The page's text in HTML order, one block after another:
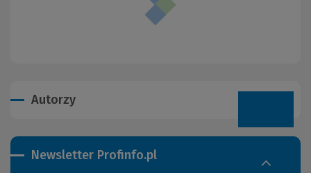
Autorzy
Newsletter Profinfo.pl